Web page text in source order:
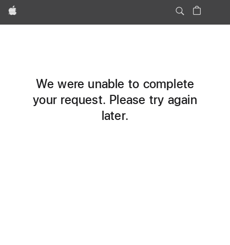
Apple
We were unable to complete
your request. Please try again
later.